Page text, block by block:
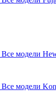
Все модели
Все модели